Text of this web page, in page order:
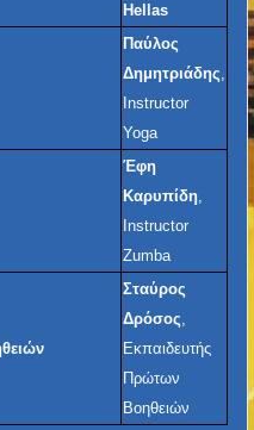
Hellas
Παύλος
Δημητριάδης,
Instructor
Yoga
Έφη
Καρυπίδη,
Instructor
Zumba
Σταύρος
Δρόσος,
Εκπαιδευτής
Πρώτων
Βοηθειών